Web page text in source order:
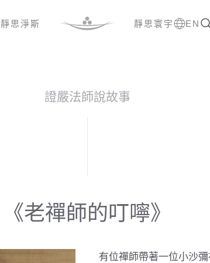
靜思淨斯 靜思寰宇 EN
證嚴法師說故事
《老禪師的叮嚀》
有位禪師帶著一位小沙